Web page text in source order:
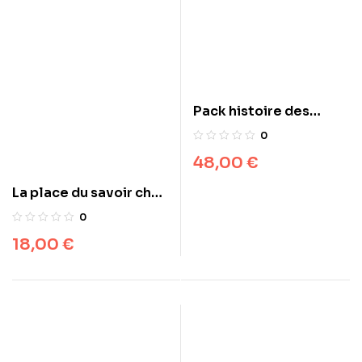
La place du savoir chez
le Prophète ‘alayhi
0
18,00 €
Pack histoire des
Quatre Califes Bien-
Aziz – Daroussalam
0
48,00 €